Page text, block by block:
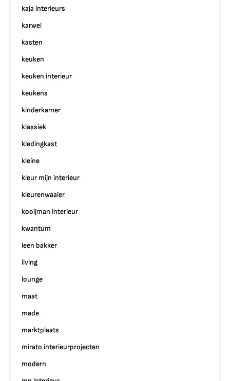
kaja interieurs
karwei
kasten
keuken
keuken interieur
keukens
kinderkamer
klassiek
kledingkast
kleine
kleur mijn interieur
kleurenwaaier
kooijman interieur
kwantum
leen bakker
living
lounge
maat
made
marktplaats
mirato interieurprojecten
modern